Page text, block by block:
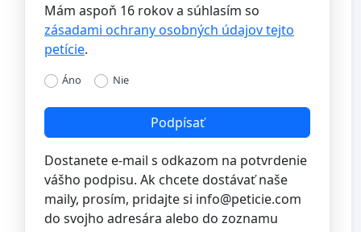
Mám aspoň 16 rokov a súhlasím so
zásadami ochrany osobných údajov tejto
petície.
Áno Nie
Podpísať
Dostanete e-mail s odkazom na potvrdenie
vášho podpisu. Ak chcete dostávať naše
maily, prosím, pridajte si info@peticie.com
do svojho adresára alebo do zoznamu